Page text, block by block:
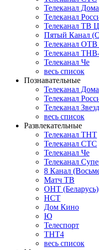
Телеканал
Телеканал
Телеканал ТВ
Пятый Канал
Телеканал ОТВ
Телеканал
Телеканал Че
весь список
Познавательные
Телеканал
Телеканал
Телеканал
весь список
Развлекательные
Телеканал ТНТ
Телеканал СТС
Телеканал Че
Телеканал
8 Канал
Матч ТВ
ОНТ (Беларусь)
НСТ
Дом Кино
Ю
Телеспорт
ТНТ4
весь список